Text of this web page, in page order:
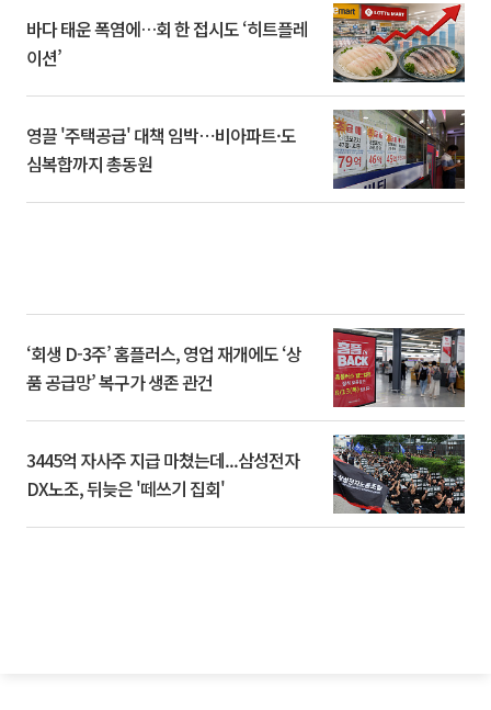
바다 태운 폭염에…회 한 접시도 ‘히트플레
이션’
영끌 '주택공급' 대책 임박⋯비아파트·도
심복합까지 총동원
‘회생 D-3주’ 홈플러스, 영업 재개에도 ‘상
품 공급망’ 복구가 생존 관건
3445억 자사주 지급 마쳤는데...삼성전자
DX노조, 뒤늦은 '떼쓰기 집회'